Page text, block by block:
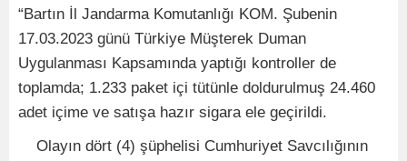
“Bartın İl Jandarma Komutanlığı KOM. Şubenin
17.03.2023 günü Türkiye Müşterek Duman
Uygulanması Kapsamında yaptığı kontroller de
toplamda; 1.233 paket içi tütünle doldurulmuş 24.460
adet içime ve satışa hazır sigara ele geçirildi.
Olayın dört (4) şüphelisi Cumhuriyet Savcılığının